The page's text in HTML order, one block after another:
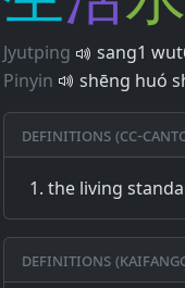
Jyutping
sang1
Pinyin
shēng huó
Definitions (CC-
the living
Definitions